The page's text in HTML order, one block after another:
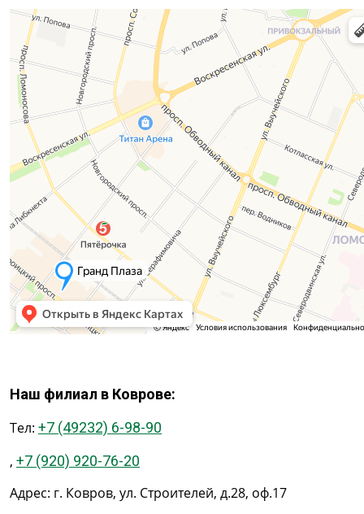
Наш филиал в Коврове:
Тел: +7 (49232) 6-98-90
, +7 (920) 920-76-20
Адрес: г. Ковров, ул. Строителей, д.28, оф.17